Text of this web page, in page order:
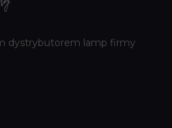
dystrybutorem lamp firmy